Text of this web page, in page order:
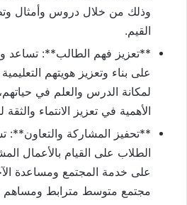
وذلك من خلال دروس وأمثال
القيم.
**تعزيز فهم الطالب**: تساعد
على بناء وتعزيز هويتهم
لمكانة الدرس والعلم في حياتهم،
الأهمية في تعزيز الانتماء
**تحفيز المشاركة والتعاون**:
الطلاب على القيام بالأعمال
على خدمة المجتمع ومساعدة
مجتمع متوسط مترابط ومساهم